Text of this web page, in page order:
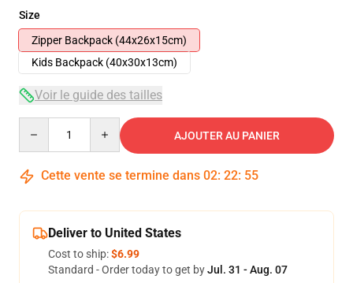
Size
Zipper Backpack (44x26x15cm)
Kids Backpack (40x30x13cm)
Voir le guide des tailles
AJOUTER AU PANIER
Cette vente se termine dans 02: 22: 54
Deliver to United States
Cost to ship:$6.99
Standard - Order today to get byJul. 31 - Aug. 07